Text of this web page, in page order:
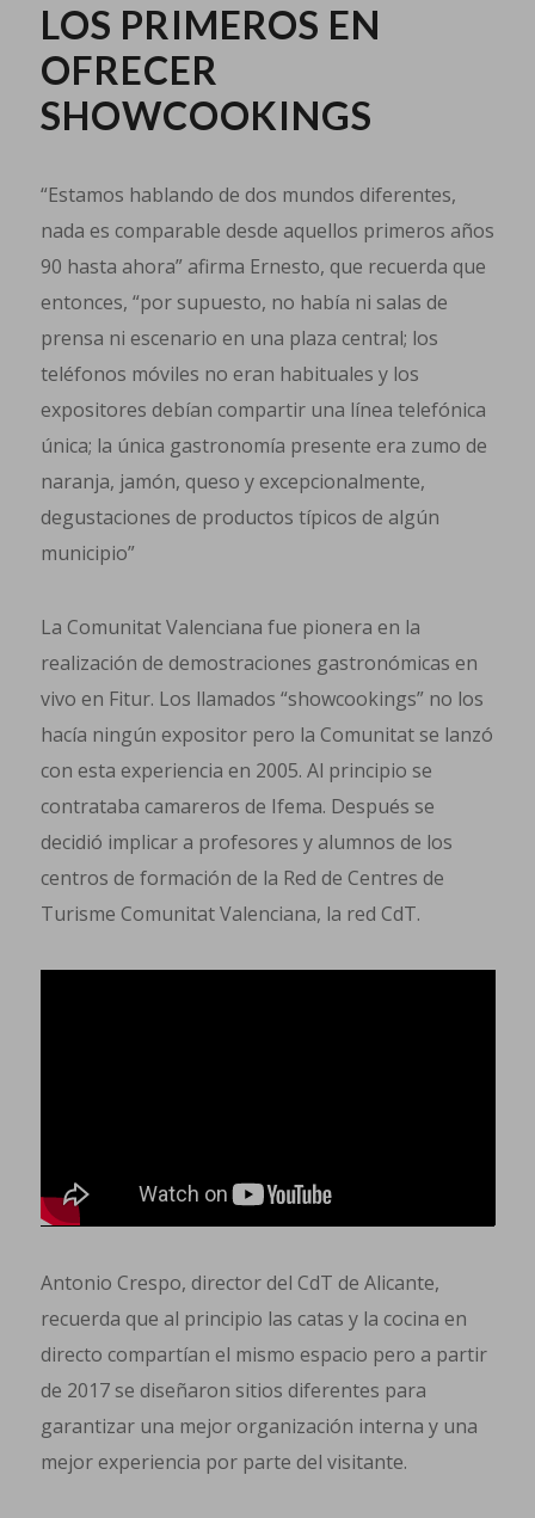
LOS PRIMEROS EN
OFRECER
SHOWCOOKINGS
“Estamos hablando de dos mundos diferentes,
nada es comparable desde aquellos primeros años
90 hasta ahora” afirma Ernesto, que recuerda que
entonces, “por supuesto, no había ni salas de
prensa ni escenario en una plaza central; los
teléfonos móviles no eran habituales y los
expositores debían compartir una línea telefónica
única; la única gastronomía presente era zumo de
naranja, jamón, queso y excepcionalmente,
degustaciones de productos típicos de algún
municipio”
La Comunitat Valenciana fue pionera en la
realización de demostraciones gastronómicas en
vivo en Fitur. Los llamados “showcookings” no los
hacía ningún expositor pero la Comunitat se lanzó
con esta experiencia en 2005. Al principio se
contrataba camareros de Ifema. Después se
decidió implicar a profesores y alumnos de los
centros de formación de la Red de Centres de
Turisme Comunitat Valenciana, la red CdT.
Antonio Crespo, director del CdT de Alicante,
recuerda que al principio las catas y la cocina en
directo compartían el mismo espacio pero a partir
de 2017 se diseñaron sitios diferentes para
garantizar una mejor organización interna y una
mejor experiencia por parte del visitante.